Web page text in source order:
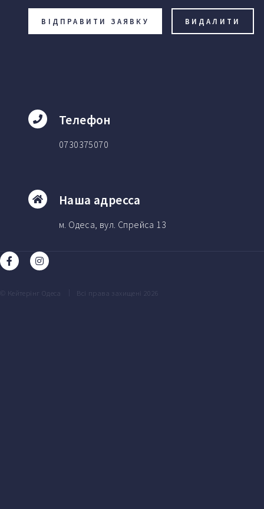
Телефон
0730375070
Наша адресса
м. Одеса, вул. Спрейса 13
© Кейтерінг Одеса Всі права захищені 2026